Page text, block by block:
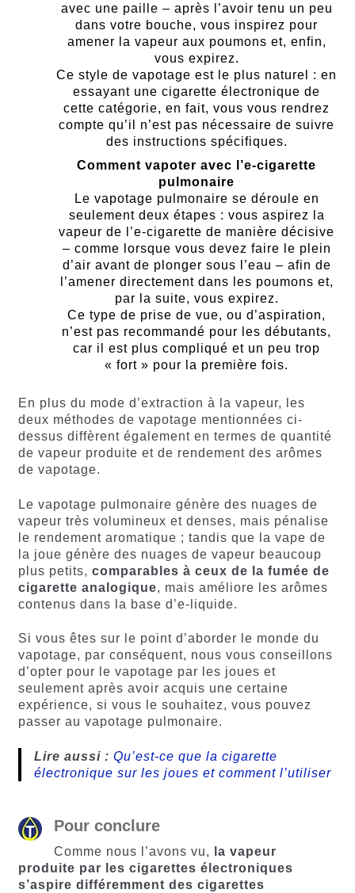
avec une paille – après l’avoir tenu un peu
dans votre bouche, vous inspirez pour
amener la vapeur aux poumons et, enfin,
vous expirez.
Ce style de vapotage est le plus naturel : en
essayant une cigarette électronique de
cette catégorie, en fait, vous vous rendrez
compte qu’il n’est pas nécessaire de suivre
des instructions spécifiques.
Comment vapoter avec l’e-cigarette
pulmonaire
Le vapotage pulmonaire se déroule en
seulement deux étapes : vous aspirez la
vapeur de l’e-cigarette de manière décisive
– comme lorsque vous devez faire le plein
d’air avant de plonger sous l’eau – afin de
l’amener directement dans les poumons et,
par la suite, vous expirez.
Ce type de prise de vue, ou d’aspiration,
n’est pas recommandé pour les débutants,
car il est plus compliqué et un peu trop
« fort » pour la première fois.
En plus du mode d’extraction à la vapeur, les
deux méthodes de vapotage mentionnées ci-
dessus diffèrent également en termes de quantité
de vapeur produite et de rendement des arômes
de vapotage.
Le vapotage pulmonaire génère des nuages de
vapeur très volumineux et denses, mais pénalise
le rendement aromatique ; tandis que la vape de
la joue génère des nuages de vapeur beaucoup
plus petits, comparables à ceux de la fumée de
cigarette analogique, mais améliore les arômes
contenus dans la base d’e-liquide.
Si vous êtes sur le point d’aborder le monde du
vapotage, par conséquent, nous vous conseillons
d’opter pour le vapotage par les joues et
seulement après avoir acquis une certaine
expérience, si vous le souhaitez, vous pouvez
passer au vapotage pulmonaire.
Lire aussi : Qu’est-ce que la cigarette
électronique sur les joues et comment l’utiliser
Pour conclure
Comme nous l’avons vu,
la vapeur
produite par les cigarettes électroniques
s’aspire différemment des cigarettes